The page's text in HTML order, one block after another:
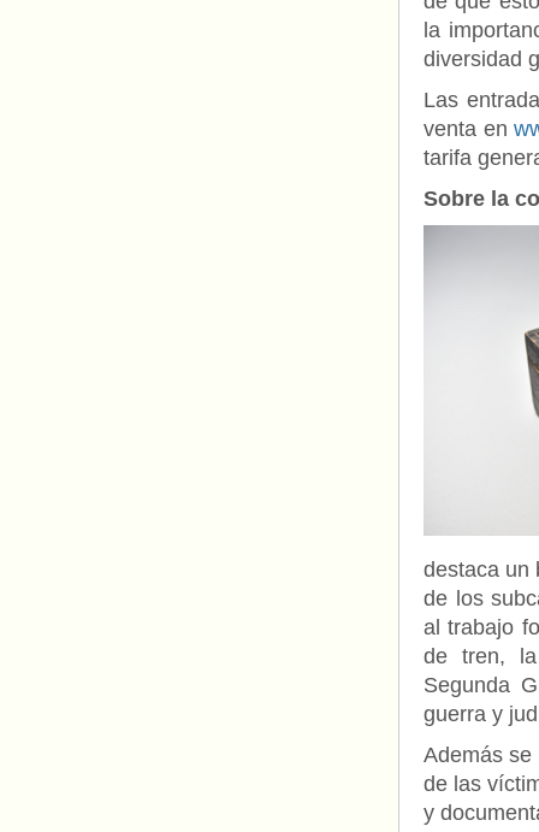
la
diversidad
Las
venta en
tarifa
Sobre la
destaca un
de los
al trabajo
de tren, la
Segunda
guerra y
Además se
de las
y